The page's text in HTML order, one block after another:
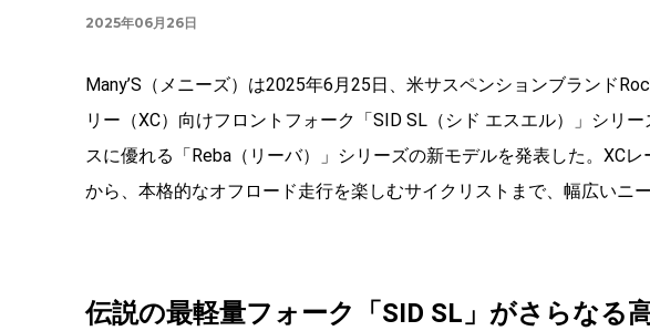
2025年06月26日
Many’S（メニーズ）は2025年6月25日、米サスペンションブランド
リー（XC）向けフロントフォーク「SID SL（シド エスエル）」シリ
スに優れる「Reba（リーバ）」シリーズの新モデルを発表した。XC
から、本格的なオフロード走行を楽しむサイクリストまで、幅広いニ
伝説の最軽量フ ォーク「SID SL」がさらなる